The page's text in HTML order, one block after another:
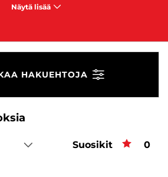
Näytä lisää
HAKUEHTOJA
Suosikit 0